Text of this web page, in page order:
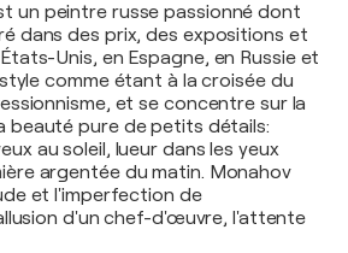
un peintre russe passionné dont
dans des prix, des expositions et
Unis, en Espagne, en Russie et
comme étant à la croisée du
et se concentre sur la
beauté pure de petits détails:
au soleil, lueur dans les yeux
argentée du matin. Monahov
et l'imperfection de
d'un chef-d'œuvre, l'attente